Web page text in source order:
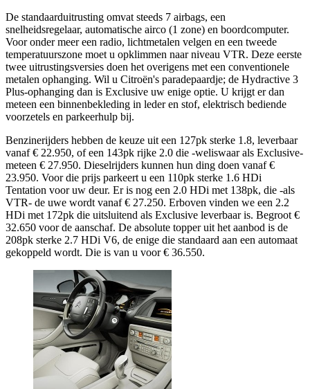
De standaarduitrusting omvat steeds 7 airbags, een
snelheidsregelaar, automatische airco (1 zone) en boordcomputer.
Voor onder meer een radio, lichtmetalen velgen en een tweede
temperatuurszone moet u opklimmen naar niveau VTR. Deze eerste
twee uitrustingsversies doen het overigens met een conventionele
metalen ophanging. Wil u Citroën's paradepaardje; de Hydractive 3
Plus-ophanging dan is Exclusive uw enige optie. U krijgt er dan
meteen een binnenbekleding in leder en stof, elektrisch bediende
voorzetels en parkeerhulp bij.
Benzinerijders hebben de keuze uit een 127pk sterke 1.8, leverbaar
vanaf € 22.950, of een 143pk rijke 2.0 die -weliswaar als Exclusive-
meteen € 27.950. Dieselrijders kunnen hun ding doen vanaf €
23.950. Voor die prijs parkeert u een 110pk sterke 1.6 HDi
Tentation voor uw deur. Er is nog een 2.0 HDi met 138pk, die -als
VTR- de uwe wordt vanaf € 27.250. Erboven vinden we een 2.2
HDi met 172pk die uitsluitend als Exclusive leverbaar is. Begroot €
32.650 voor de aanschaf. De absolute topper uit het aanbod is de
208pk sterke 2.7 HDi V6, de enige die standaard aan een automaat
gekoppeld wordt. Die is van u voor € 36.550.